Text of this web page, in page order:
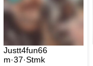
Justt4fun66
m·37·Stmk